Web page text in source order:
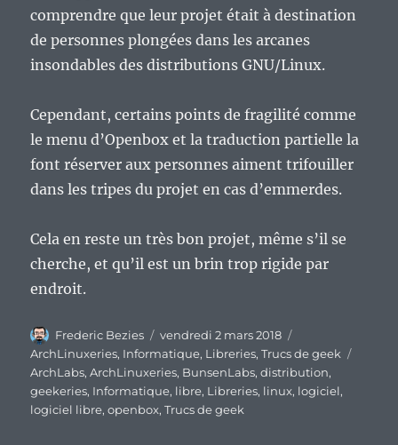
comprendre que leur projet était à destination
de personnes plongées dans les arcanes
insondables des distributions GNU/Linux.
Cependant, certains points de fragilité comme
le menu d’Openbox et la traduction partielle la
font réserver aux personnes aiment trifouiller
dans les tripes du projet en cas d’emmerdes.
Cela en reste un très bon projet, même s’il se
cherche, et qu’il est un brin trop rigide par
endroit.
Auteur
Frederic Bezies
Publié
le
vendredi 2 mars 2018
ArchLinuxeries, Informatique, Libreries,Trucs de geek
ArchLabs,ArchLinuxeries, BunsenLabs,distribution,
geekeries, Informatique, libre, Libreries, linux, logiciel,
logiciel libre,openbox,Trucs de geek